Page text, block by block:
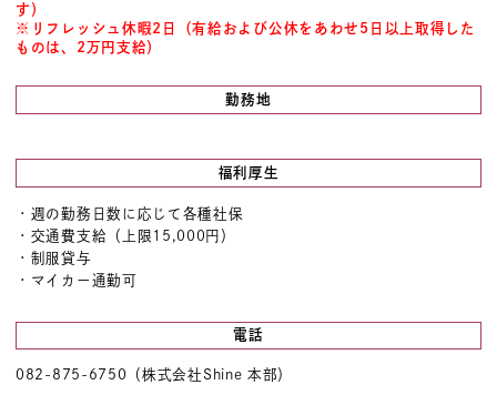
す）
※リフレッシュ休暇2日（有給および公休をあわせ5日以上取得した
ものは、2万円支給）
勤務地
福利厚生
・週の勤務日数に応じて各種社保
・交通費支給（上限15,000円）
・制服貸与
・マイカー通勤可
電話
082-875-6750（株式会社Shine 本部）